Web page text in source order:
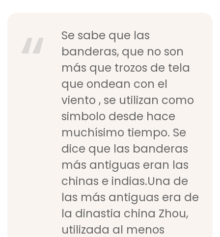
Se sabe que las
banderas, que no son
más que trozos de tela
que ondean con el
viento , se utilizan como
simbolo desde hace
muchísimo tiempo. Se
dice que las banderas
más antiguas eran las
chinas e indias.Una de
las más antiguas era de
la dinastia china Zhou,
utilizada al menos